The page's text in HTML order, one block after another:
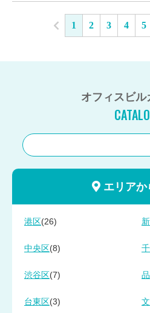
1 2 3 4 5
オフィスビル
エリアか
港区 (26)
中央区 (8)
渋谷区 (7)
台東区 (3)